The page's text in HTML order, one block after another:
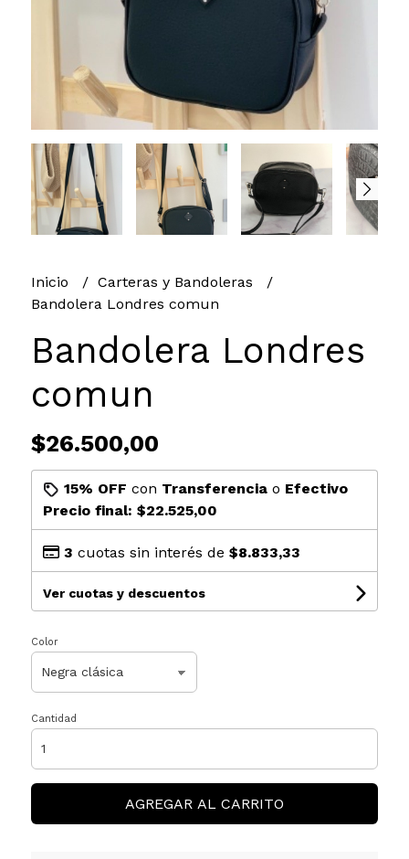
Inicio
Carteras y Bandoleras
Bandolera Londres comun
Bandolera Londres
comun
$26.500,00
15% OFF con Transferenciao Efectivo
Precio final: $22.525,00
3 cuotas sin interés de $8.833,33
Ver cuotas y descuentos
Color
Cantidad
AGREGAR AL CARRITO